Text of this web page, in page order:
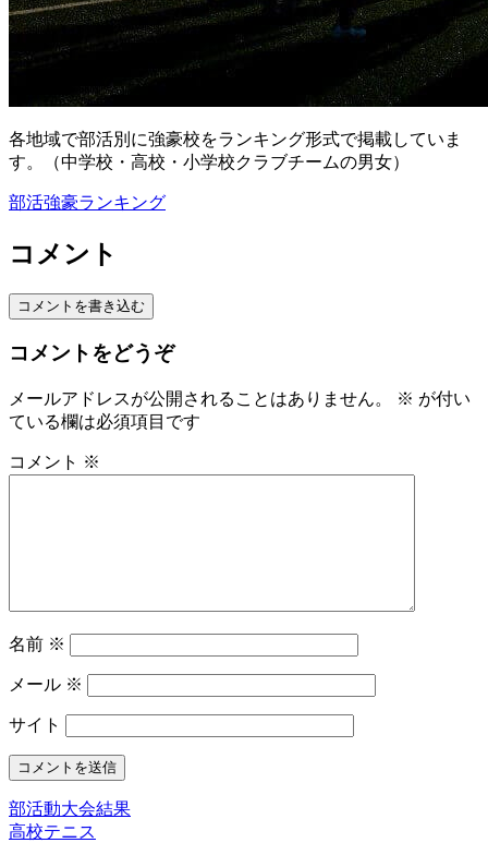
各地域で部活別に強豪校をランキング形式で掲載していま
す。（中学校・高校・小学校クラブチームの男女）
部活強豪ランキング
コメント
コメントを書き込む
コメントをどうぞ
メールアドレスが公開されることはありません。 ※ が付い
ている欄は必須項目です
コメント ※
名前 ※
メール ※
サイト
部活動大会結果
高校テニス